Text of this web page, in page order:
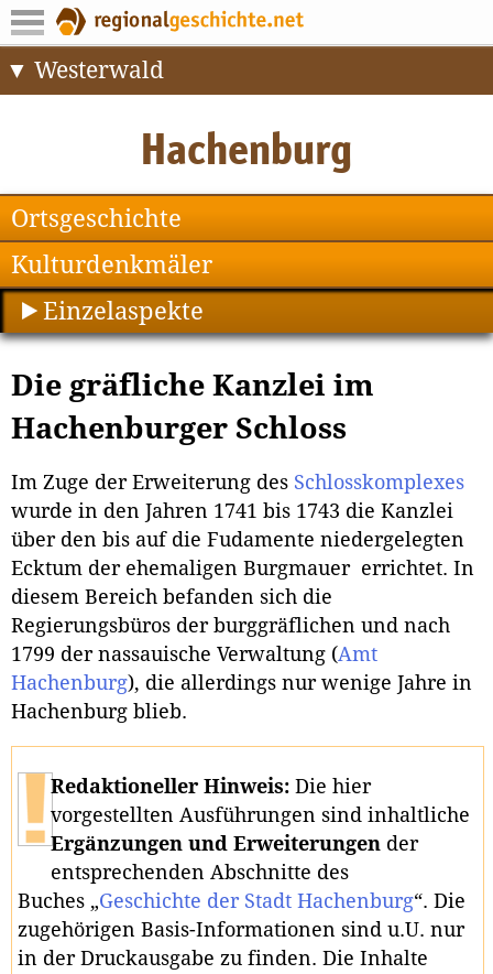
Westerwald
Ortsgeschichte
Kulturdenkmäler
Einzelaspekte
Die gräfliche Kanzlei im
Hachenburger Schloss
Im Zuge der Erweiterung des Schlosskomplexes
wurde in den Jahren 1741 bis 1743 die Kanzlei
über den bis auf die Fudamente niedergelegten
Ecktum der ehemaligen Burgmauer errichtet. In
diesem Bereich befanden sich die
Regierungsbüros der burggräflichen und nach
1799 der nassauische Verwaltung (Amt
Hachenburg), die allerdings nur wenige Jahre in
Hachenburg blieb.
Redaktioneller Hinweis: Die hier
vorgestellten Ausführungen sind inhaltliche
Ergänzungen und Erweiterungen der
entsprechenden Abschnitte des
Buches „Geschichte der Stadt Hachenburg“. Die
zugehörigen Basis-Informationen sind u.U. nur
in der Druckausgabe zu finden. Die Inhalte